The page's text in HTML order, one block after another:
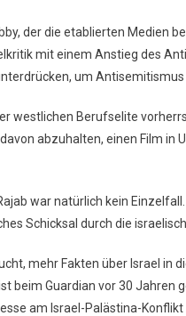
der die etablierten Medien
mit einem Anstieg des
um Antisemitismus
westlichen Berufselite
abzuhalten, einen Film in
war natürlich kein
Schicksal durch die
mehr Fakten über Israel
beim Guardian vor 30 Jahren
am Israel-Palästina-